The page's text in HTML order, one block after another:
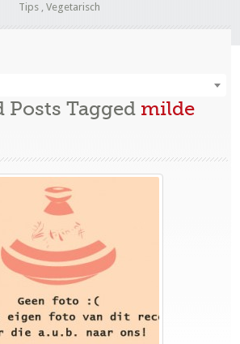
Tips, Vegetarisch
Posts Tagged milde